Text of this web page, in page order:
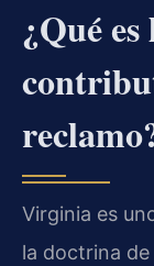
¿Qué
Virginia es
la doctrina